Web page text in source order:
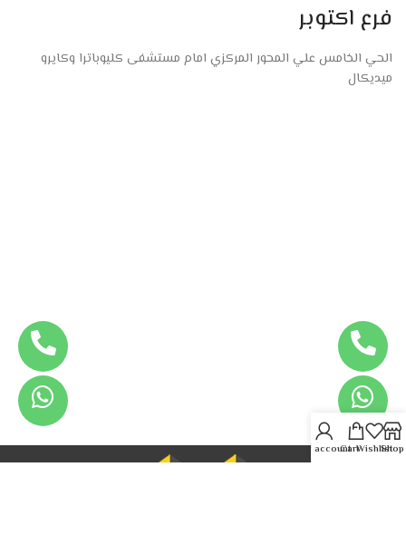
فرع اكتوبر
الحي الخامس علي المحور المركزي امام مستشفى كليوباترا وكايرو
ميديكال
Shop
Wishlist
Cart
My account